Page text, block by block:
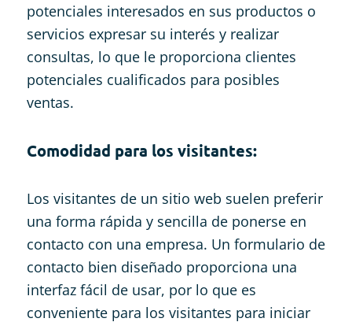
potenciales interesados en sus productos o
servicios expresar su interés y realizar
consultas, lo que le proporciona clientes
potenciales cualificados para posibles
ventas.
Comodidad para los visitantes:
Los visitantes de un sitio web suelen preferir
una forma rápida y sencilla de ponerse en
contacto con una empresa. Un formulario de
contacto bien diseñado proporciona una
interfaz fácil de usar, por lo que es
conveniente para los visitantes para iniciar